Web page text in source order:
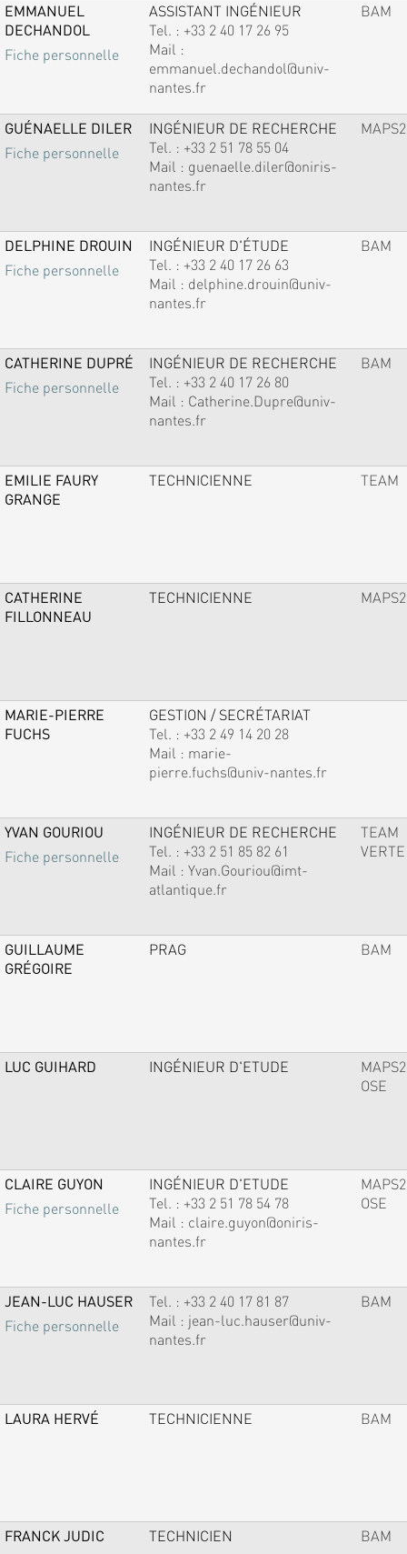
EMMANUEL
DECHANDOL
Fiche personnelle
ASSISTANT INGÉNIEUR
Tel. : +33 2 40 17 26 95
Mail :
emmanuel.dechandol@univ-
nantes.fr
BAM
GUÉNAELLE DILER
Fiche personnelle
INGÉNIEUR DE RECHERCHE
Tel. : +33 2 51 78 55 04
Mail : guenaelle.diler@oniris-
nantes.fr
MAPS2
DELPHINE DROUIN
Fiche personnelle
INGÉNIEUR D'ÉTUDE
Tel. : +33 2 40 17 26 63
Mail : delphine.drouin@univ-
nantes.fr
BAM
CATHERINE DUPRÉ
Fiche personnelle
INGÉNIEUR DE RECHERCHE
Tel. : +33 2 40 17 26 80
Mail : Catherine.Dupre@univ-
nantes.fr
BAM
EMILIE FAURY
GRANGE
TECHNICIENNE TEAM
CATHERINE
FILLONNEAU
TECHNICIENNE MAPS2
MARIE-PIERRE
FUCHS
GESTION / SECRÉTARIAT
Tel. : +33 2 49 14 20 28
Mail : marie-
pierre.fuchs@univ-nantes.fr
YVAN GOURIOU
Fiche personnelle
INGÉNIEUR DE RECHERCHE
Tel. : +33 2 51 85 82 61
Mail : Yvan.Gouriou@imt-
atlantique.fr
TEAM
VERTE
GUILLAUME
GRÉGOIRE
PRAG BAM
LUC GUIHARD INGÉNIEUR D'ETUDE
MAPS2
OSE
CLAIRE GUYON
Fiche personnelle
INGÉNIEUR D'ETUDE
Tel. : +33 2 51 78 54 78
Mail : claire.guyon@oniris-
nantes.fr
MAPS2
OSE
JEAN-LUC HAUSER
Fiche personnelle
Tel. : +33 2 40 17 81 87
Mail : jean-luc.hauser@univ-
nantes.fr
BAM
LAURA HERVÉ TECHNICIENNE BAM
FRANCK JUDIC TECHNICIEN BAM